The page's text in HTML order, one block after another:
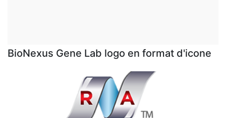
BioNexus Gene Lab logo en format d'icone